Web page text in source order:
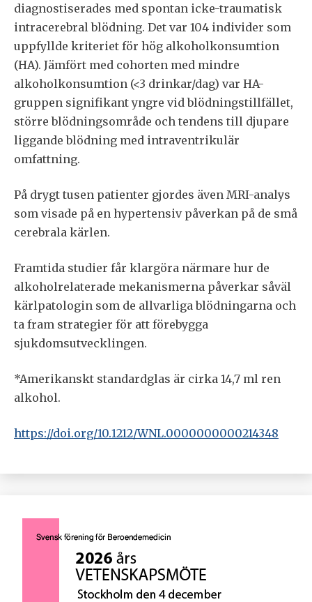
diagnostiserades med spontan icke-traumatisk
intracerebral blödning. Det var 104 individer som
uppfyllde kriteriet för hög alkoholkonsumtion
(HA). Jämfört med cohorten med mindre
alkoholkonsumtion (<3 drinkar/dag) var HA-
gruppen signifikant yngre vid blödningstillfället,
större blödningsområde och tendens till djupare
liggande blödning med intraventrikulär
omfattning.
På drygt tusen patienter gjordes även MRI-analys
som visade på en hypertensiv påverkan på de små
cerebrala kärlen.
Framtida studier får klargöra närmare hur de
alkoholrelaterade mekanismerna påverkar såväl
kärlpatologin som de allvarliga blödningarna och
ta fram strategier för att förebygga
sjukdomsutvecklingen.
*Amerikanskt standardglas är cirka 14,7 ml ren
alkohol.
https://doi.org/10.1212/WNL.0000000000214348